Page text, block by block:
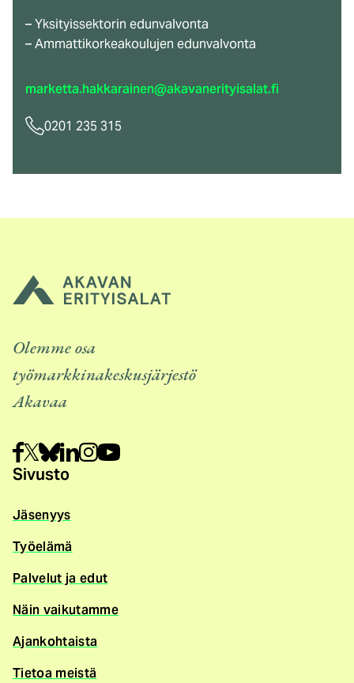
– Yksityissektorin edunvalvonta
– Ammattikorkeakoulujen edunvalvonta
marketta.hakkarainen@akavanerityisalat.fi
0201 235 315
Olemme osa
työmarkkinakeskusjärjestö
Akavaa
Sivusto
Jäsenyys
Työelämä
Palvelut ja edut
Näin vaikutamme
Ajankohtaista
Tietoa meistä